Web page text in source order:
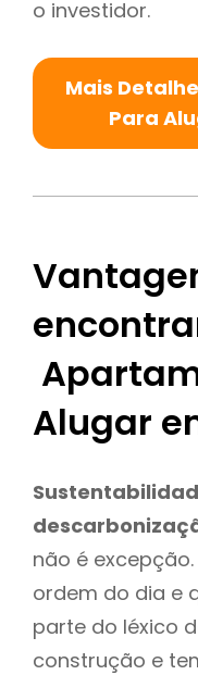
o investidor.
Mais
Para
Alugar
não é
ordem do dia e
parte do léxico
construção e